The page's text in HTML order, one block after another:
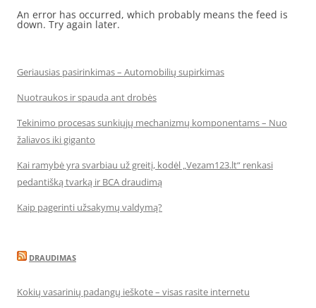
An error has occurred, which probably means the feed is
down. Try again later.
Geriausias pasirinkimas – Automobilių supirkimas
Nuotraukos ir spauda ant drobės
Tekinimo procesas sunkiųjų mechanizmų komponentams – Nuo
žaliavos iki giganto
Kai ramybė yra svarbiau už greitį, kodėl „Vezam123.lt“ renkasi
pedantišką tvarką ir BCA draudimą
Kaip pagerinti užsakymų valdymą?
DRAUDIMAS
Kokių vasarinių padangų ieškote – visas rasite internetu